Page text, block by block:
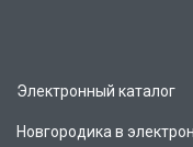
Электронный каталог
Новгородика в